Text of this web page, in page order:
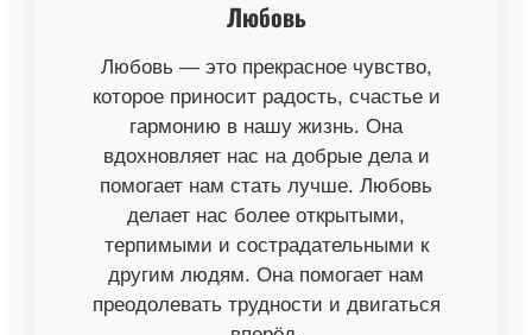
Любовь
Любовь — это прекрасное чувство,
которое приносит радость, счастье и
гармонию в нашу жизнь. Она
вдохновляет нас на добрые дела и
помогает нам стать лучше. Любовь
делает нас более открытыми,
терпимыми и сострадательными к
другим людям. Она помогает нам
преодолевать трудности и двигаться